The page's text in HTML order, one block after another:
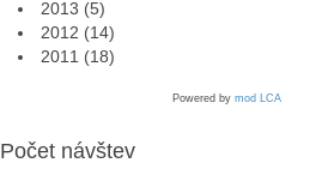
2013 (5)
2012 (14)
2011 (18)
Powered bymod LCA
Počet návštev